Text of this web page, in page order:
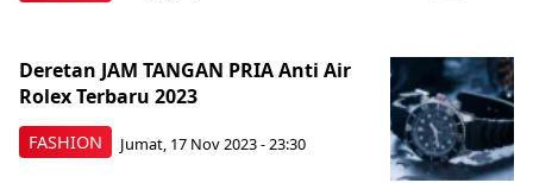
FASHION
Deretan JAM TANGAN PRIA Anti Air
Rolex Terbaru 2023
Jumat, 17 Nov 2023 - 23:30